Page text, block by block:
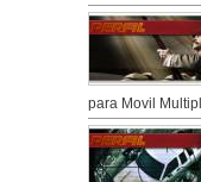
para Movil